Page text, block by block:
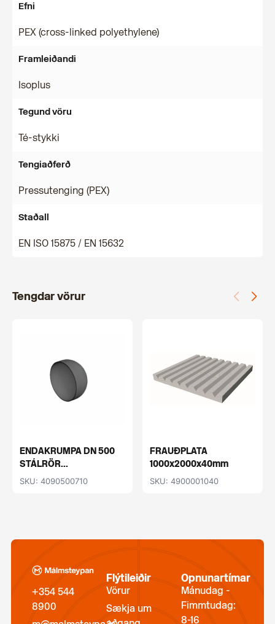
Efni
PEX (cross-linked polyethylene)
Framleiðandi
Isoplus
Tegund vöru
Té-stykki
Tengiaðferð
Pressutenging (PEX)
Staðall
EN ISO 15875 / EN 15632
Tengdar vörur
ENDAKRUMPA DN 500
STÁLRÖR...
SKU: 4090500710
FRAUÐPLATA
1000x2000x40mm
SKU: 4900001040
+354 544
8900
Flýtileiðir
Vörur
Sækja um
Opnunartímar
Mánudag -
Fimmtudag:
8-16